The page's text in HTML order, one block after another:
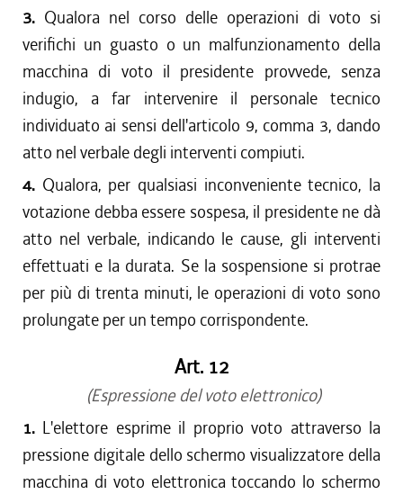
3. Qualora nel corso delle operazioni di voto si
verifichi un guasto o un malfunzionamento della
macchina di voto il presidente provvede, senza
indugio, a far intervenire il personale tecnico
individuato ai sensi dell'articolo 9, comma 3, dando
atto nel verbale degli interventi compiuti.
4. Qualora, per qualsiasi inconveniente tecnico, la
votazione debba essere sospesa, il presidente ne dà
atto nel verbale, indicando le cause, gli interventi
effettuati e la durata. Se la sospensione si protrae
per più di trenta minuti, le operazioni di voto sono
prolungate per un tempo corrispondente.
Art. 12
(Espressione del voto elettronico)
1. L'elettore esprime il proprio voto attraverso la
pressione digitale dello schermo visualizzatore della
macchina di voto elettronica toccando lo schermo